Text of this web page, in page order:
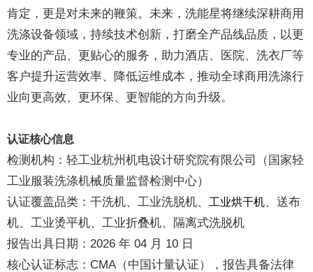
肯定，更是对未来的鞭策。未来，洗能星将继续深耕商用
洗涤设备领域，持续技术创新，打磨全产品线品质，以更
专业的产品、更贴心的服务，助力酒店、医院、洗衣厂等
客户提升运营效率、降低运维成本，推动全球商用洗涤行
业向更高效、更环保、更智能的方向升级。
认证核心信息
检测机构：轻工业杭州机电设计研究院有限公司（国家轻
工业服装洗涤机械质量监督检测中心）
认证覆盖品类：干洗机、工业洗脱机、工业烘干机、送布
机、工业烫平机、工业折叠机、隔离式洗脱机
报告出具日期：2026 年 04 月 10 日
核心认证标志：CMA（中国计量认证），报告具备法律